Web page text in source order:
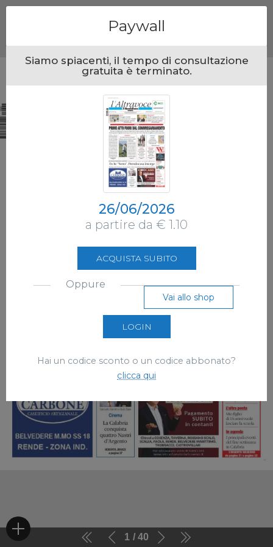
1 40
Paywall
Siamo spiacenti, il tempo di consultazione
gratuita è terminato.
26/06/2026
a partire da € 1.10
ACQUISTA SUBITO
Oppure
Vai allo shop
LOGIN
Hai un codice sconto o un codice abbonato?
clicca qui